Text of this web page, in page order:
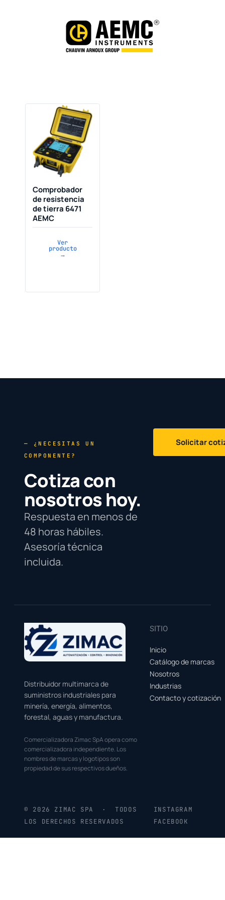
Comprobador
de resistencia
de tierra 6471
AEMC
Ver
producto
→
— ¿NECESITAS UN
COMPONENTE?
Cotiza con
nosotros hoy.
Respuesta en menos de
48 horas hábiles.
Asesoría técnica
incluida.
Solicitar
Distribuidor multimarca de
suministros industriales para
minería, energía, alimentos,
forestal, aguas y manufactura.
Comercializadora Zimac SpA opera como
comercializadora independiente. Los
nombres de marcas y logotipos son
propiedad de sus respectivos dueños.
SITIO
Inicio
Catálogo de marcas
Nosotros
Industrias
Contacto y cotización
© 2026 ZIMAC SPA · TODOS
LOS DERECHOS RESERVADOS
INSTAGRAM
FACEBOOK